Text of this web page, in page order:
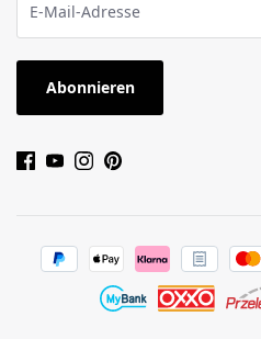
Abonnieren